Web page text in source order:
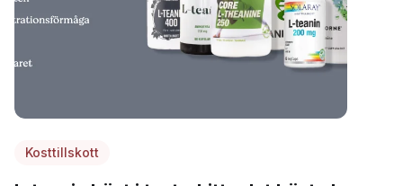
Kosttillskott